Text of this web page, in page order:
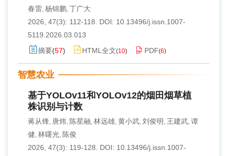
春雷, 杨锦鹏, 丁广大
2026, 47(3): 112-118.
DOI: 10.13496/j.issn.1007-
5119.2026.03.013
摘要(57) HTML全文(10) PDF(6)
智慧农业
基于YOLOv11和YOLOv12的烟田烟草植
株识别与计数
蒋从锋, 唐炜, 陈星融, 林远雄, 黄小武, 刘俊明 , 王建武, 谭
健, 林曙光, 陈俊
2026, 47(3): 119-128.
DOI: 10.13496/j.issn.1007-